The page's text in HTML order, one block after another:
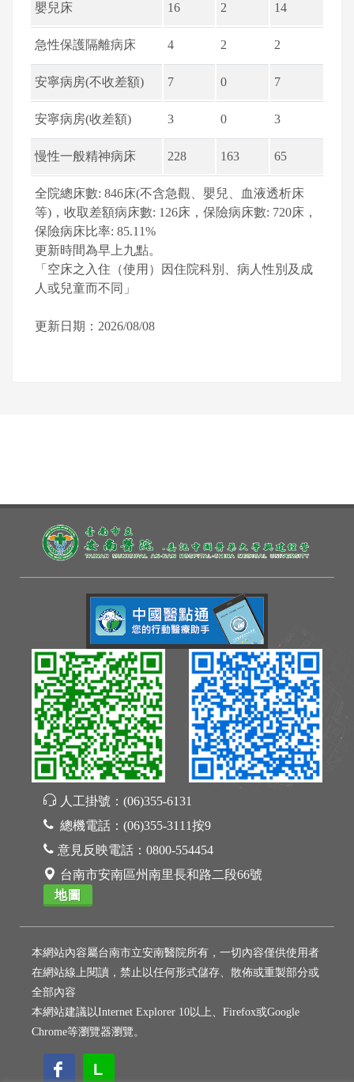
嬰兒床 16 2 14
急性保護隔離病床 4 2 2
安寧病房(不收差額) 7 0 7
安寧病房(收差額) 3 0 3
慢性一般精神病床 228 163 65
全院總床數: 846床(不含急觀、嬰兒、血液透析床
等)，收取差額病床數: 126床，保險病床數: 720床，
保險病床比率: 85.11%
更新時間為早上九點。
「空床之入住（使用）因住院科別、病人性別及成
人或兒童而不同」
更新日期：2026/08/08
人工掛號： (06)355-6131
總機電話： (06)355-3111按9
意見反映電話： 0800-554454
台南市安南區州南里長和路二段66號
地圖
本網站內容屬台南市立安南醫院所有，一切內容僅供使用者
在網站線上閱讀，禁止以任何形式儲存、散佈或重製部分或
全部內容
本網站建議以Internet Explorer 10以上、Firefox或Google
Chrome等瀏覽器瀏覽。
L